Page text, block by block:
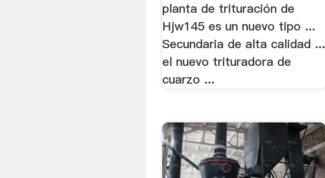
planta de trituración de
Hjw145 es un nuevo tipo ...
Secundaria de alta calidad ...
el nuevo trituradora de
cuarzo ...